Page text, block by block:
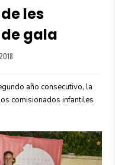
les
gala
año consecutivo, la
comisionados infantiles